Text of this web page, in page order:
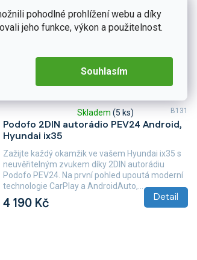
pohodlné prohlížení webu a díky
jeho funkce, výkon a použitelnost.
Souhlasím
Podofo 2DIN autorádio PEV24 Android,
Hyundai ix35
hodnocení
produktu
je
5,0
z
5
hvězdiček.
Skladem (5 ks)
4 190 Kč Detail
Zažijte každý okamžik ve vašem Hyundai ix35 s
neuvěřitelným zvukem díky 2DIN autorádiu
Podofo PEV24. Na první pohled upoutá moderní
technologie CarPlay a AndroidAuto,...
B131